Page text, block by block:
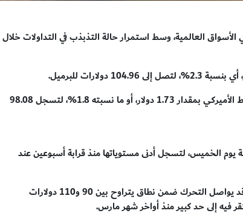
العالمية، وسط استمرار حالة التذبذب في التداولات خلال
كما صعدت العقود الآجلة لخام غرب تكساس الوسيط الأميركي بمقدار 1.73 دولار، أو ما نسبته 1.8%، لتسجل 98.08
قد تراجعت بنحو 2% في جلسة يوم الخميس، لتسجل أدنى مستوياتها منذ قرابة أسبوعين عند
وتشير التوقعات إلى أن خام غرب تكساس الوسيط قد يواصل التحرك ضمن نطاق يتراوح بين 90 و110 دولارات
فيه إلى حد كبير منذ أواخر شهر مارس.